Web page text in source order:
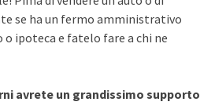
se ha un fermo amministrativo
ipoteca e fatelo fare a chi ne
avrete un grandissimo supporto